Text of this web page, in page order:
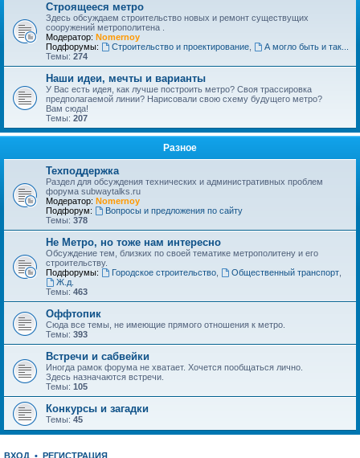
Строящееся метро
Здесь обсуждаем строительство новых и ремонт существущих
сооружений метрополитена .
Модератор: Nomernoy
Подфорумы:
Строительство и проектирование,
А могло быть и так...
Темы: 274
Наши идеи, мечты и варианты
У Вас есть идея, как лучше построить метро? Своя трассировка
предполагаемой линии? Нарисовали свою схему будущего метро?
Вам сюда!
Темы: 207
Разное
Техподдержка
Раздел для обсуждения технических и административных проблем
форума subwaytalks.ru
Модератор: Nomernoy
Подфорум:
Вопросы и предложения по сайту
Темы: 378
Не Метро, но тоже нам интересно
Обсуждение тем, близких по своей тематике метрополитену и его
строительству.
Подфорумы:
Городское строительство, Общественный транспорт,
Ж.д.
Темы: 463
Оффтопик
Сюда все темы, не имеющие прямого отношения к метро.
Темы: 393
Встречи и сабвейки
Иногда рамок форума не хватает. Хочется пообщаться лично.
Здесь назначаются встречи.
Темы: 105
Конкурсы и загадки
Темы: 45
ВХОД • РЕГИСТРАЦИЯ